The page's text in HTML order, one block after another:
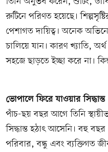
রুটিনে পরিণত হয়েছে।
পেশাগত দায়িত্ব। অনেক
চালিয়ে যান। কারণ খ্যাতি,
সহজে ছাড়তে ইচ্ছা করে না।
ভোপালে ফিরে যাওয়ার সিদ্ধান্ত
পাঁচ-ছয় বছর আগে তিনি
সিদ্ধান্ত হঠাৎ আসেনি। বহু
পরিবার, বন্ধু এবং ব্যক্তিগত